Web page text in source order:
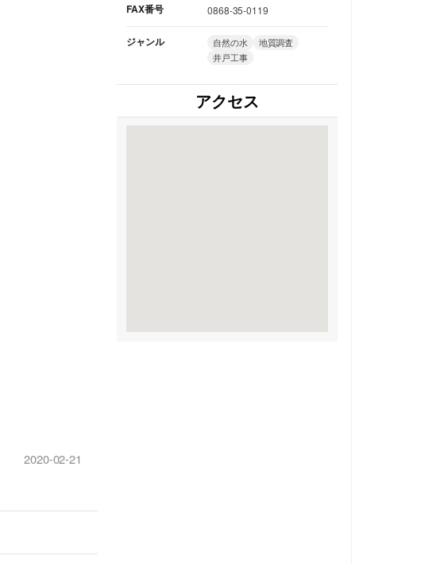
2020-02-21
FAX番号 0868-35-0119
ジャンル 自然の水
地質調査
井戸工事
アクセス